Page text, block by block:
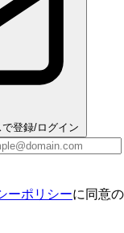
登録/ログイン
ーポリシーに同意